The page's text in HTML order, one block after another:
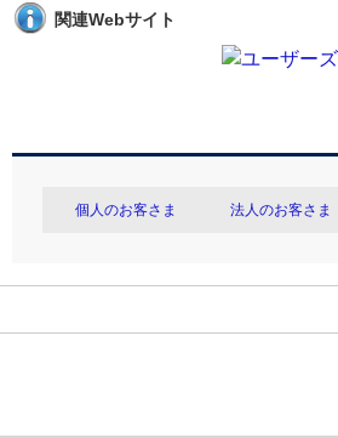
関連Webサイト
個人のお客さま 法人のお客さま